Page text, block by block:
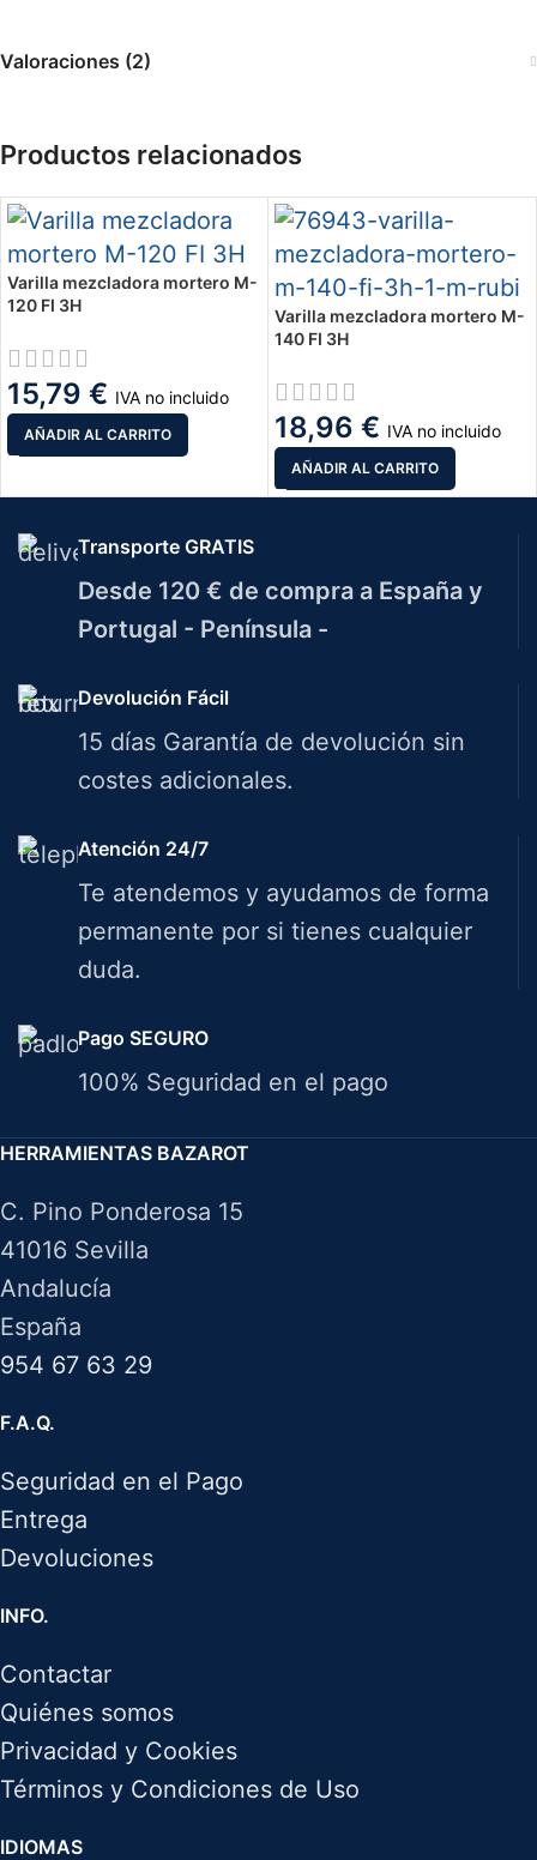
Valoraciones (2)
Productos relacionados
Varilla mezcladora mortero M-
120 FI 3H
15,79 € IVA no incluido
AÑADIR AL CARRITO
Varilla mezcladora mortero M-
140 FI 3H
18,96 € IVA no incluido
AÑADIR AL CARRITO
Transporte GRATIS
Desde 120 € de compra a España y
Portugal - Península -
Devolución Fácil
15 días Garantía de devolución sin
costes adicionales.
Atención 24/7
Te atendemos y ayudamos de forma
permanente por si tienes cualquier
duda.
Pago SEGURO
100% Seguridad en el pago
HERRAMIENTAS BAZAROT
C. Pino Ponderosa 15
41016 Sevilla
Andalucía
España
954 67 63 29
F.A.Q.
Seguridad en el Pago
Entrega
Devoluciones
INFO.
Contactar
Quiénes somos
Privacidad y Cookies
Términos y Condiciones de Uso
IDIOMAS